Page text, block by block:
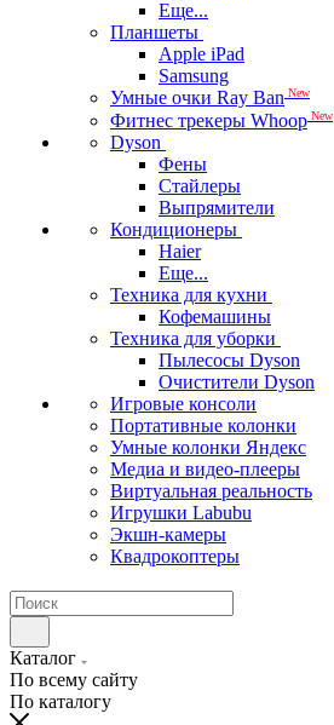
Еще...
Планшеты
Apple iPad
Samsung
Умные очки Ray Ban New
Фитнес трекеры Whoop New
Dyson
Фены
Стайлеры
Выпрямители
Кондиционеры
Haier
Еще...
Техника для кухни
Кофемашины
Техника для уборки
Пылесосы Dyson
Очистители Dyson
Игровые консоли
Портативные колонки
Умные колонки Яндекс
Медиа и видео-плееры
Виртуальная реальность
Игрушки Labubu
Экшн-камеры
Квадрокоптеры
Каталог
По всему сайту
По каталогу